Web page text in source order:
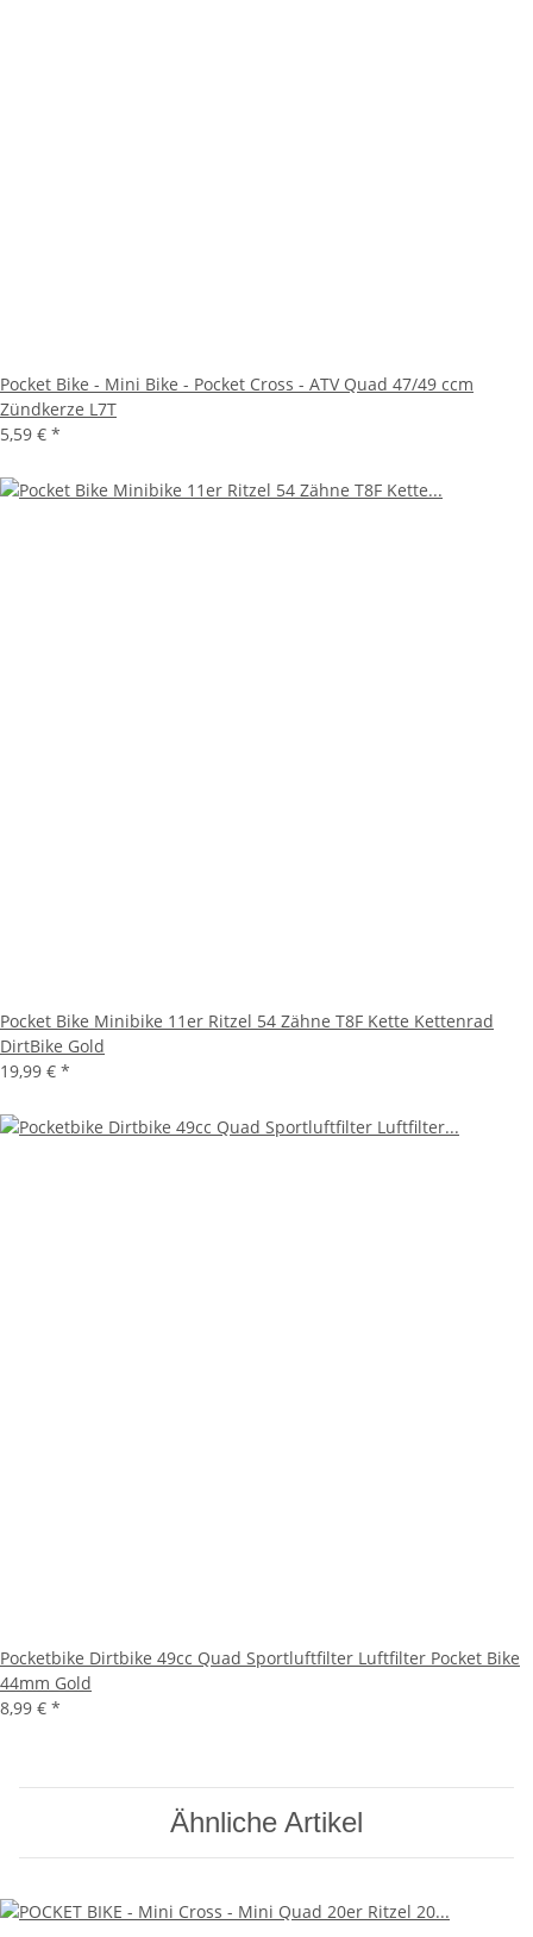
Pocket Bike - Mini Bike - Pocket Cross - ATV Quad 47/49 ccm
Zündkerze L7T
5,59 € *
Pocket Bike Minibike 11er Ritzel 54 Zähne T8F Kette Kettenrad
DirtBike Gold
19,99 € *
Pocketbike Dirtbike 49cc Quad Sportluftfilter Luftfilter Pocket Bike
44mm Gold
8,99 € *
Ähnliche Artikel